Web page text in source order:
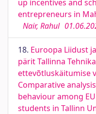
up incentives and
entrepreneurs in
Nair, Rahul
18. Euroopa Liidust
pärit Tallinna
ettevõtluskäitumise
Comparative
behaviour among
students in Tallinn